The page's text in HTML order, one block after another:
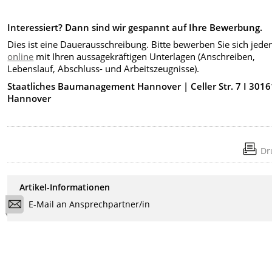
Interessiert? Dann sind wir gespannt auf Ihre Bewerbung.
Dies ist eine Dauerausschreibung. Bitte bewerben Sie sich
online mit Ihren aussagekräftigen Unterlagen (Anschreiben,
Lebenslauf, Abschluss- und Arbeitszeugnisse).
Staatliches Baumanagement Hannover | Celler Str. 7 I
Hannover
Artikel-Informationen
E-Mail an Ansprechpartner/in